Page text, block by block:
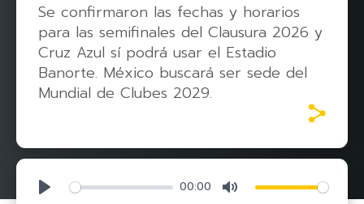
Se confirmaron las fechas y horarios
para las semifinales del Clausura 2026 y
Cruz Azul sí podrá usar el Estadio
Banorte. México buscará ser sede del
Mundial de Clubes 2029.
Play 00:00 Mute